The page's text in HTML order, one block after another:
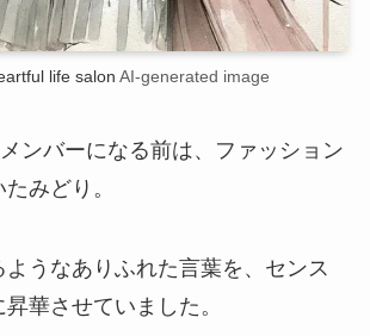
life salon AI-generated image
ンバーになる前は、ファッション
みどり。
ようなありふれた言葉を、センス
華させていました。